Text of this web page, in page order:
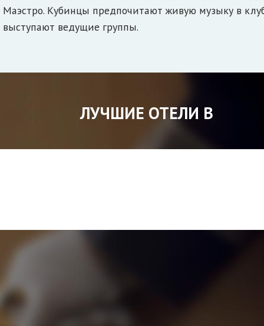
Маэстро. Кубинцы предпочитают живую музыку в
выступают ведущие группы.
ЛУЧШИЕ ОТЕЛИ В